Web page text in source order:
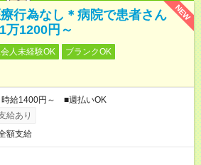
NEW
療行為なし＊病院で患者さん
万1200円～
人未経験OK
ブランクOK
時給1400円～ ■週払いOK
給あり
額支給